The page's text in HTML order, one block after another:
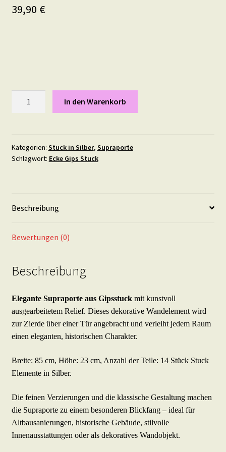
39,90 €
Türverzierung
Türbekrönung
SP11
Silber
In den Warenkorb
Kategorien: Stuck in Silber, Supraporte
Schlagwort: Ecke Gips Stuck
Beschreibung
Bewertungen (0)
Beschreibung
Elegante Supraporte aus Gipsstuck mit kunstvoll
ausgearbeitetem Relief. Dieses dekorative Wandelement wird
zur Zierde über einer Tür angebracht und verleiht jedem Raum
einen eleganten, historischen Charakter.
Breite: 85 cm, Höhe: 23 cm, Anzahl der Teile: 14 Stück Stuck
Elemente in Silber.
Die feinen Verzierungen und die klassische Gestaltung machen
die Supraporte zu einem besonderen Blickfang – ideal für
Altbausanierungen, historische Gebäude, stilvolle
Innenausstattungen oder als dekoratives Wandobjekt.